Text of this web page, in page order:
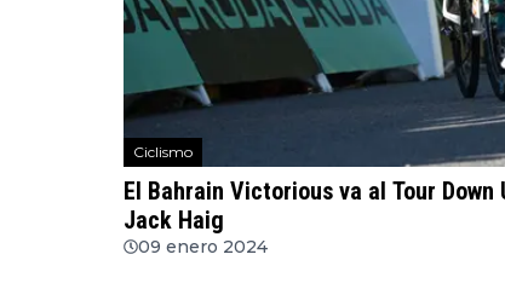
Ciclismo
El Bahrain Victorious va al Tour
Jack Haig
09 enero 2024